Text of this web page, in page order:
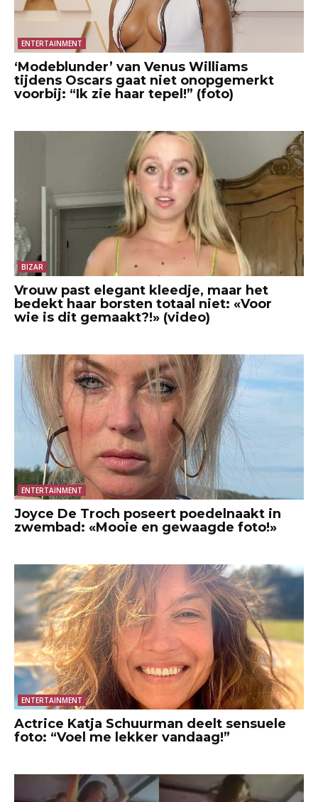
ENTERTAINMENT
‘Modeblunder’ van Venus Williams
tijdens Oscars gaat niet onopgemerkt
voorbij: “Ik zie haar tepel!” (foto)
BIZAR
Vrouw past elegant kleedje, maar het
bedekt haar borsten totaal niet: «Voor
wie is dit gemaakt?!» (video)
ENTERTAINMENT
Joyce De Troch poseert poedelnaakt in
zwembad: «Mooie en gewaagde foto!»
ENTERTAINMENT
Actrice Katja Schuurman deelt sensuele
foto: “Voel me lekker vandaag!”